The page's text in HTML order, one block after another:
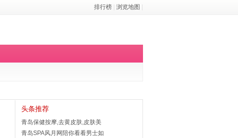
排行榜 浏览地图
头条推荐
青岛保健按摩,去黄皮肤,皮肤美
青岛SPA风月网陪你看看男士如